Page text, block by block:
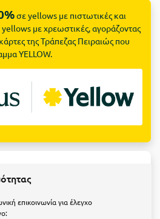
σε yellows με πιστωτικές και
με χρεωστικές, αγοράζοντας
της Τράπεζας Πειραιώς που
YELLOW.
επικοινωνία για έλεγχο